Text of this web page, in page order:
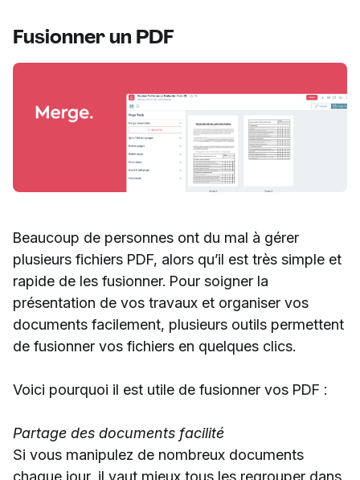
Fusionner un PDF
Beaucoup de personnes ont du mal à gérer
plusieurs fichiers PDF, alors qu’il est très simple et
rapide de les fusionner. Pour soigner la
présentation de vos travaux et organiser vos
documents facilement, plusieurs outils permettent
de fusionner vos fichiers en quelques clics.
Voici pourquoi il est utile de fusionner vos PDF :
Partage des documents facilité
Si vous manipulez de nombreux documents
chaque jour, il vaut mieux tous les regrouper dans